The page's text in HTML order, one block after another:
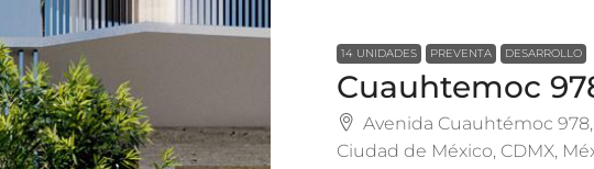
14 UNIDADES PREVENTA DESARROLLO
Cuauhtemoc
Avenida Cuauhtémoc
Ciudad de México, CDMX,